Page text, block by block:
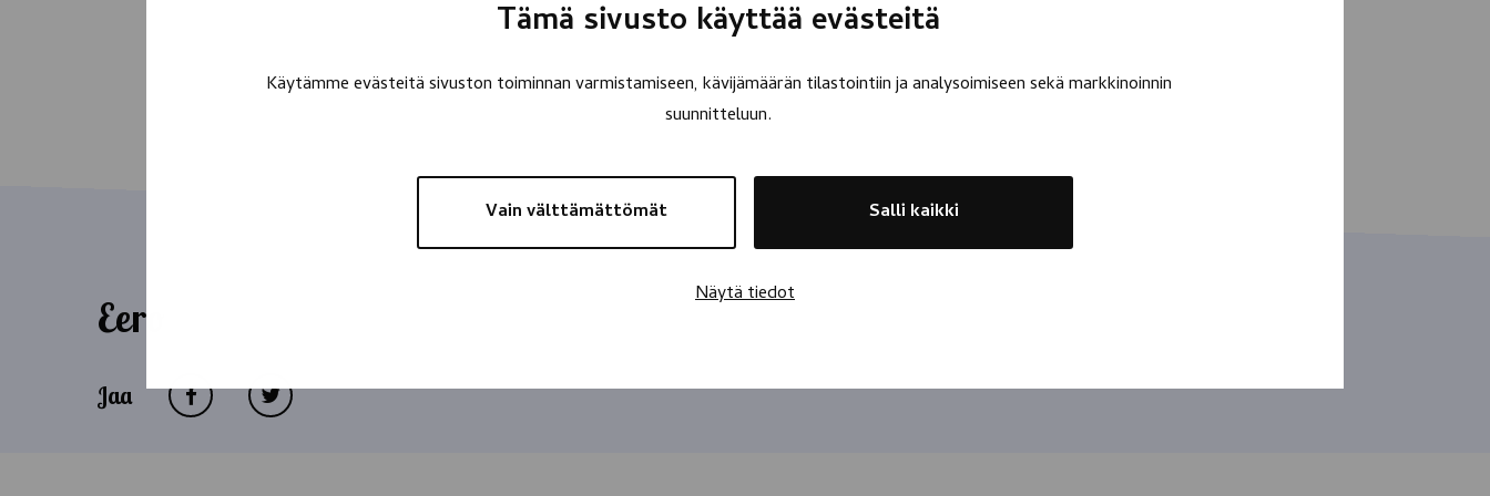
Tämä sivusto käyttää evästeitä
Käytämme evästeitä sivuston toiminnan varmistamiseen, kävijämäärän tilastointiin ja analysoimiseen sekä markkinoinnin
suunnitteluun.
Vain välttämättömät Salli kaikki
Näytä tiedot
Eero
Jaa